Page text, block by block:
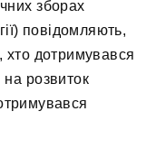
зборах
повідомляють,
хто дотримувався
розвиток